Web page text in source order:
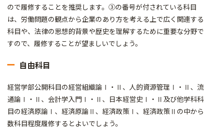
ので履修することを推奨します。③の番号が付されている科目
は、労働問題の観点から企業のあり方を考える上で広く関連する
科目や、法律の思想的背景や歴史を理解するために重要な分野で
すので、履修することが望ましいでしょう。
自由科目
経営学部公開科目の経営組織論Ⅰ・Ⅱ、人的資源管理Ⅰ・Ⅱ、流
通論Ⅰ・Ⅱ、会計学入門Ⅰ・Ⅱ、日本経営史Ⅰ・Ⅱ及び他学科科
目の経済原論Ⅰ、経済原論Ⅱ、経済政策Ⅰ、経済政策Ⅱの中から
数科目程度履修するとよいでしょう。